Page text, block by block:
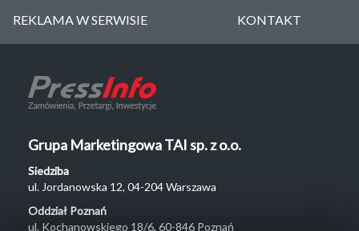
REKLAMA W SERWISIE KONTAKT
Grupa Marketingowa TAI sp. z o.o.
Siedziba
ul. Jordanowska 12, 04-204 Warszawa
Oddział Poznań
ul. Kochanowskiego 18/6, 60-846 Poznań